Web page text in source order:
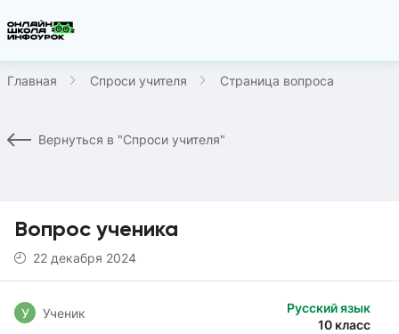
Главная Спроси учителя Страница вопроса
Вернуться в "Спроси учителя"
Вопрос ученика
22 декабря 2024
Русский язык
10 класс
У Ученик